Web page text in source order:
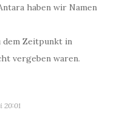
haben wir Namen
dem Zeitpunkt in
vergeben waren.
20:01